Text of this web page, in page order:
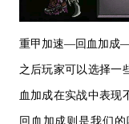
重甲加速—回血加成
之后玩家可以选择一
血加成在实战中表现
回血加成则是我们